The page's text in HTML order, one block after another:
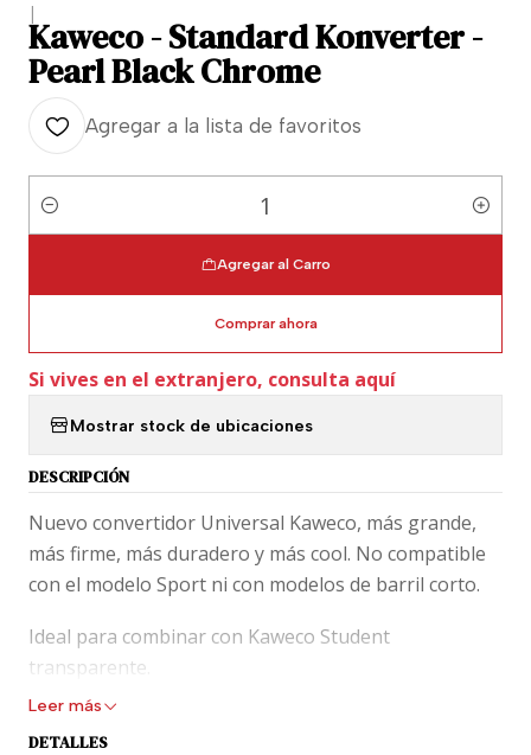
|
Kaweco - Standard Konverter -
Pearl Black Chrome
Agregar a la lista de favoritos
Cantidad
Agregar al Carro
Comprar ahora
Si vives en el extranjero, consulta aquí
Mostrar stock de ubicaciones
DESCRIPCIÓN
Nuevo convertidor Universal Kaweco, más grande,
más firme, más duradero y más cool. No compatible
con el modelo Sport ni con modelos de barril corto.
Ideal para combinar con Kaweco Student
transparente.
Leer más
DETALLES